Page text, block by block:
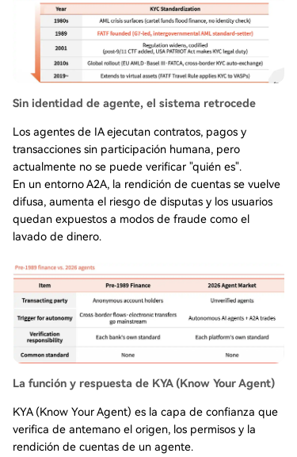
Sin identidad de agente, el sistema retrocede
Los agentes de IA ejecutan contratos, pagos y
transacciones sin participación humana, pero
actualmente no se puede verificar "quién es".
En un entorno A2A, la rendición de cuentas se vuelve
difusa, aumenta el riesgo de disputas y los usuarios
quedan expuestos a modos de fraude como el
lavado de dinero.
La función y respuesta de KYA (Know Your Agent)
KYA (Know Your Agent) es la capa de confianza que
verifica de antemano el origen, los permisos y la
rendición de cuentas de un agente.